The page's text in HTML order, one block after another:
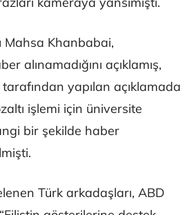
Mahsa Khanbabai,
alınamadığını açıklamış,
yapılan açıklamada
işlemi için üniversite
bir şekilde haber
Türk arkadaşları, ABD